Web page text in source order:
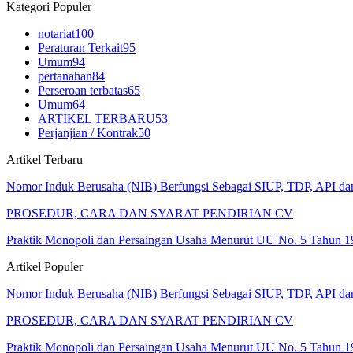
Kategori Populer
notariat100
Peraturan Terkait95
Umum94
pertanahan84
Perseroan terbatas65
Umum64
ARTIKEL TERBARU53
Perjanjian / Kontrak50
Artikel Terbaru
Nomor Induk Berusaha (NIB) Berfungsi Sebagai SIUP, TDP, API
PROSEDUR, CARA DAN SYARAT PENDIRIAN CV
Praktik Monopoli dan Persaingan Usaha Menurut UU No. 5 Tahun
Artikel Populer
Nomor Induk Berusaha (NIB) Berfungsi Sebagai SIUP, TDP, API
PROSEDUR, CARA DAN SYARAT PENDIRIAN CV
Praktik Monopoli dan Persaingan Usaha Menurut UU No. 5 Tahun